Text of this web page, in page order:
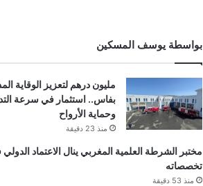
بواسطة يوسف المسكين
مليون درهم لتعزيز الوقاية
بفاس.. استثمار في سرعة
وحماية الأرواح
منذ 23 دقيقة
مختبر الشرطة العلمية المغربي ينال الاعتماد
تخصصاته
منذ 53 دقيقة